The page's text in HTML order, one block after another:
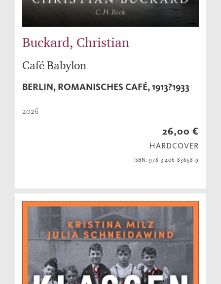
Buckard, Christian
Café Babylon
BERLIN, ROMANISCHES CAFÉ, 1913?1933
2026
26,00 €
HARDCOVER
ISBN: 978-3-406-83658-9